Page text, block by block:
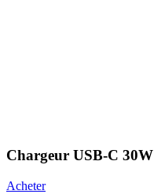
Chargeur USB-C 30W
Acheter